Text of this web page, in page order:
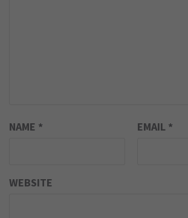
NAME * EMAIL *
WEBSITE